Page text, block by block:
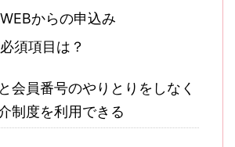
WEBからの申込み
必須項目は？
会員番号のやりとりをしなく
制度を利用できる